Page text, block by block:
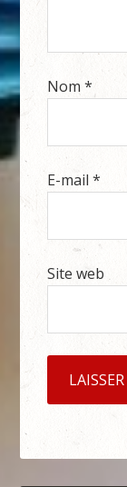
Nom*
E-mail*
Site web